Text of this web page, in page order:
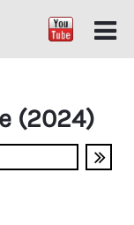
(2024)